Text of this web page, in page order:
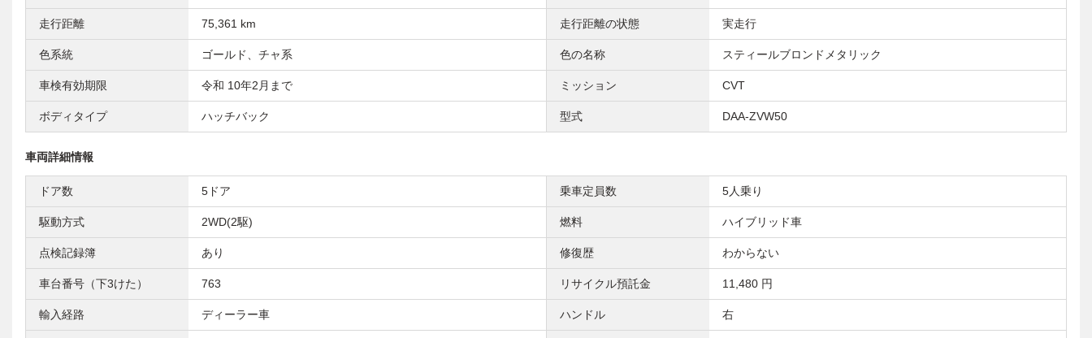
走行距離 75,361 km 走行距離の状態 実走行
色系統 ゴールド、チャ系 色の名称 スティールブロンドメタリック
車検有効期限 令和 10年2月まで ミッション CVT
ボディタイプ ハッチバック 型式 DAA-ZVW50
車両詳細情報
ドア数 5ドア 乗車定員数 5人乗り
駆動方式 2WD(2駆) 燃料 ハイブリッド車
点検記録簿 あり 修復歴 わからない
車台番号（下3けた） 763 リサイクル預託金 11,480 円
輸入経路 ディーラー車 ハンドル 右